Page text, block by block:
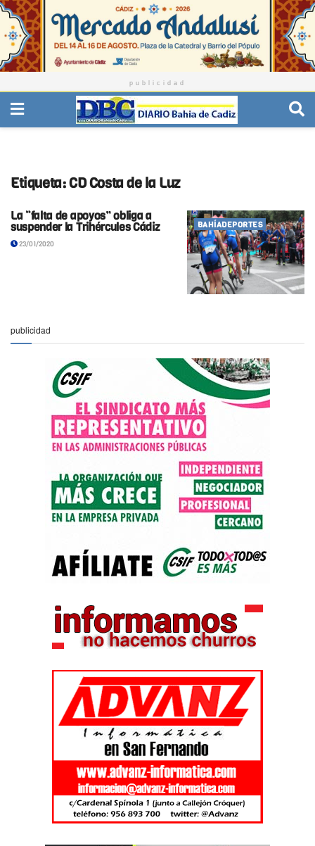
publicidad
Etiqueta:CD Costa de la Luz
BAHÍADEPORTES
La “falta de apoyos” obliga a
suspender la Trihércules Cádiz
23/01/2020
publicidad